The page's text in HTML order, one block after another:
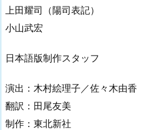
上田耀司（陽司表記）
小山武宏
日本語版制作スタッフ
演出：木村絵理子／佐々木由香
翻訳：田尾友美
制作：東北新社